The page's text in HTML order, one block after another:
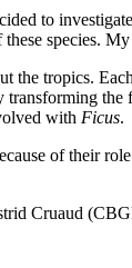
to
species.
the tropics.
the
with Ficus.
of their
Cruaud